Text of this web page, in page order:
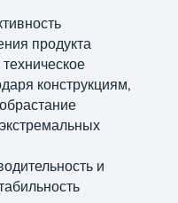
продукта
конструкциям,
и